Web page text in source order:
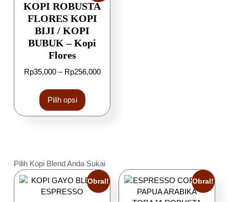
KOPI ROBUSTA
FLORES KOPI
BIJI / KOPI
BUBUK – Kopi
Flores
Rp35,000 – Rp256,000
Pilih opsi
Pilih Kopi Blend Anda Sukai
Obral! Obral!